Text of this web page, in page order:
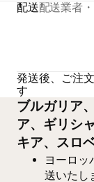
配送配送業者
発送後、ご注
す
ブルガリア
ア、ギリシ
キア、スロ
ヨーロッ
送いたし